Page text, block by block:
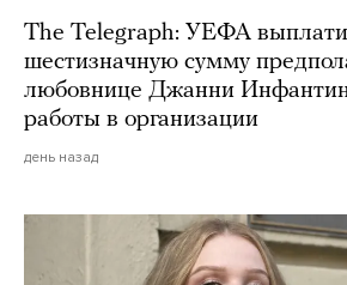
The Telegraph: УЕФА
шестизначную сумму
любовнице Джанни
работы в организации
день назад